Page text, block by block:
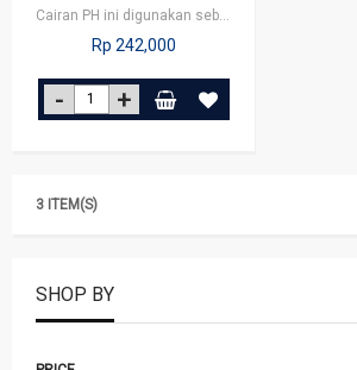
Cairan PH ini digunakan sebagai pelembab sensor untuk menjaga agar sensor tetap…
Rp 242,000
3 ITEM(S)
SHOP BY